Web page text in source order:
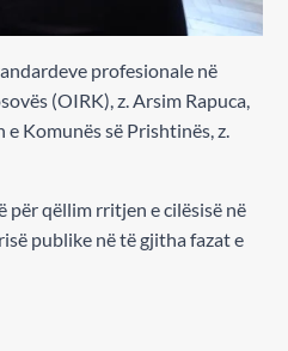
profesionale në
(OIRK), z. Arsim Rapuca,
Komunës së Prishtinës, z.
për qëllim rritjen e cilësisë në
publike në të gjitha fazat e